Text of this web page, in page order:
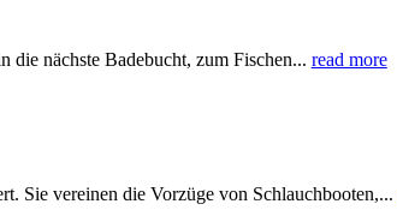
nächste Badebucht, zum Fischen... read more
Sie vereinen die Vorzüge von Schlauchbooten,...